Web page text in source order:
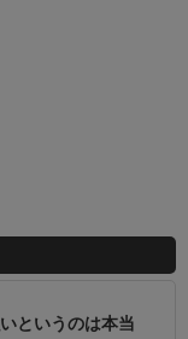
というのは本当